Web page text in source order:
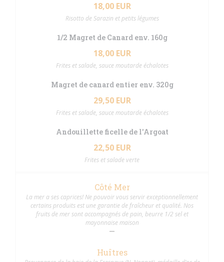
18,00 EUR
Risotto de Sarazin et petits légumes
1/2 Magret de Canard env. 160g
18,00 EUR
Frites et salade, sauce moutarde échalotes
Magret de canard entier env. 320g
29,50 EUR
Frites et salade, sauce moutarde échalotes
Andouillette ficelle de l'Argoat
22,50 EUR
Frites et salade verte
Côté Mer
La mer a ses caprices! Ne pouvoir vous servir exceptionnellement
certains produits est une garantie de fraîcheur et qualité. Nos
fruits de mer sont accompagnés de pain, beurre 1/2 sel et
mayonnaise maison
Huîtres